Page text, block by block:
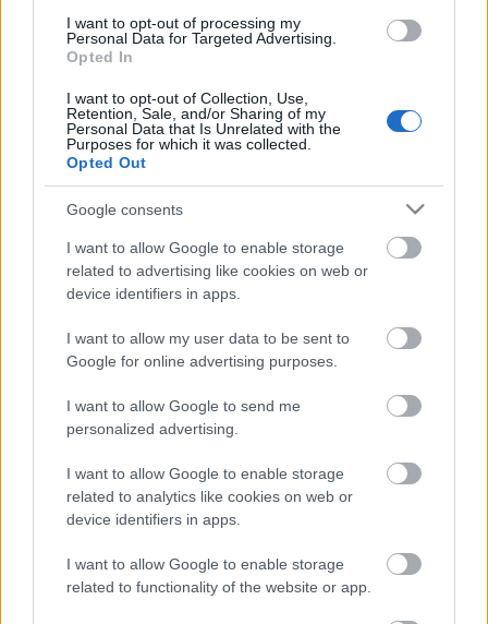
I want to opt-out of processing my
Personal Data for Targeted Advertising.
Opted In
I want to opt-out of Collection, Use,
Retention, Sale, and/or Sharing of my
Personal Data that Is Unrelated with the
Purposes for which it was collected.
Opted Out
Google consents
I want to allow Google to enable storage
related to advertising like cookies on web or
device identifiers in apps.
I want to allow my user data to be sent to
Google for online advertising purposes.
I want to allow Google to send me
personalized advertising.
I want to allow Google to enable storage
related to analytics like cookies on web or
device identifiers in apps.
I want to allow Google to enable storage
related to functionality of the website or app.
Kinek érdemes indulni a Csillag
születikben?
Rodolfo bűvészdobozok - Kiss Gaszton
György és Szabó Tibor filmje
Piros-kék kártyafantáziák 2022. május 19.
csütörtök 18:00
A Rodolfo bűvészdobozok - 110 éve
A hét idézete - Robert Schumann